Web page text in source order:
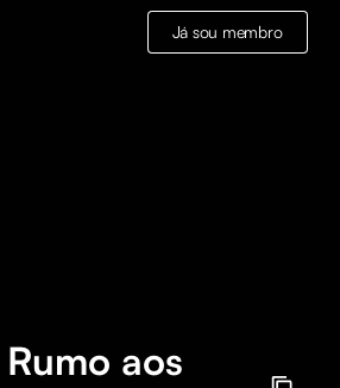
Já sou membro
aos